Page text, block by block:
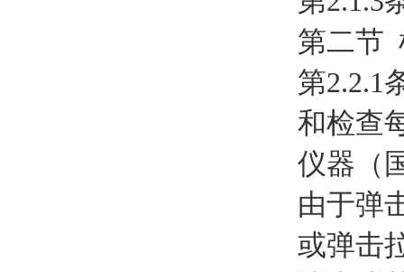
第二节
第2.2.1
和检查
仪器（
由于弹
或弹击